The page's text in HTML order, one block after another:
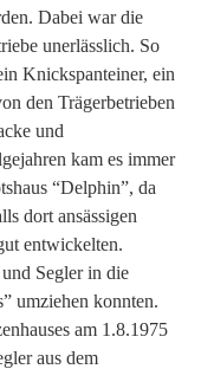
Dabei war die
unerlässlich. So
Knickspanteiner, ein
den Trägerbetrieben
und
kam es immer
“Delphin”, da
dort ansässigen
entwickelten.
Segler in die
umziehen konnten.
am 1.8.1975
aus dem